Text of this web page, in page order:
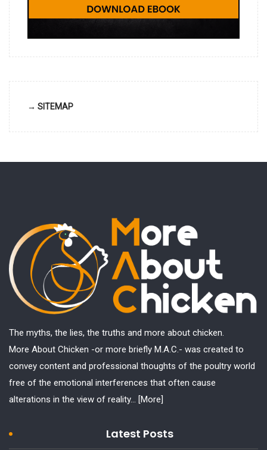
→ SITEMAP
The myths, the lies, the truths and more about chicken.
More About Chicken -or more briefly M.A.C.- was created to
convey content and professional thoughts of the poultry world
free of the emotional interferences that often cause
alterations in the view of reality... [More]
Latest Posts